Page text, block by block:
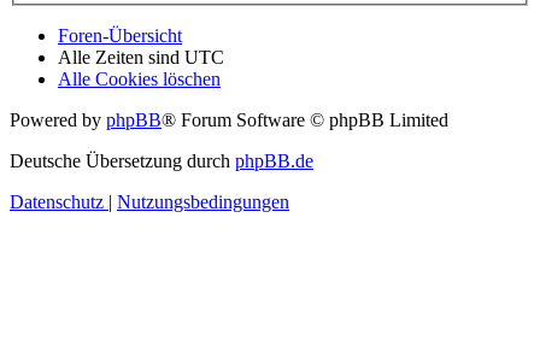
Foren-Übersicht
Alle Zeiten sind UTC
Alle Cookies löschen
Powered by phpBB® Forum Software © phpBB Limited
Deutsche Übersetzung durch phpBB.de
Datenschutz | Nutzungsbedingungen